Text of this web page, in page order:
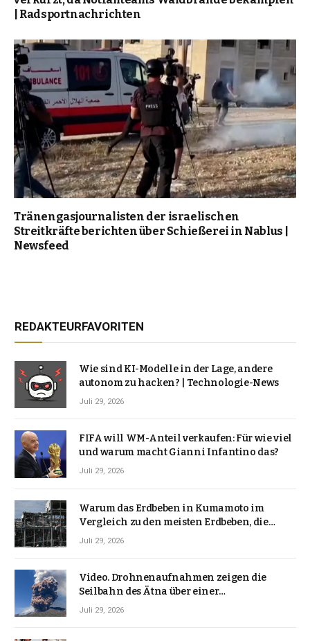
| Radsportnachrichten
Tränengasjournalisten der israelischen
Streitkräfte berichten über Schießerei in Nablus |
Newsfeed
REDAKTEURFAVORITEN
Wie sind KI-Modelle in der Lage, andere
autonom zu hacken? | Technologie-News
Juli 29, 2026
FIFA will WM-Anteil verkaufen: Für wie viel
und warum macht Gianni Infantino das?
Juli 29, 2026
Warum das Erdbeben in Kumamoto im
Vergleich zu den meisten Erdbeben, die
Japan erschütterten, ungewöhnlich ist
Juli 29, 2026
Video. Drohnenaufnahmen zeigen die
Seilbahn des Ätna über einer
Vulkanlandschaft
Juli 29, 2026